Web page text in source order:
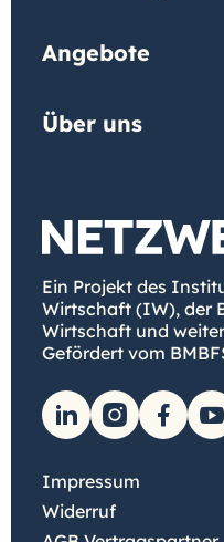
Angebote
Über uns
Ein Projekt des
Wirtschaft (IW), der
Wirtschaft und
Gefördert vom
Impressum
Widerruf